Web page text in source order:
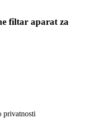
filtar aparat za
privatnosti